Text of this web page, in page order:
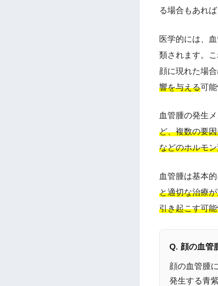
る場合もあれ
医学的には、
類されます。
顔に現れた場
響を与える可
血管腫の発生
ど、複数の要
などのホルモ
血管腫は基本
と適切な治療
引き起こす可
Q. 顔の血管
顔の血管腫
発生する青